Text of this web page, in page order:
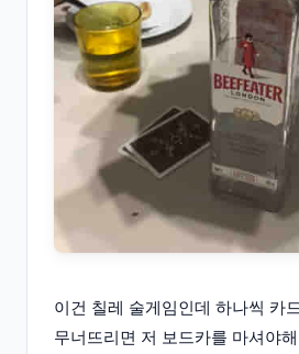
이건 칠레 술게임인데 하나씩 카
무너뜨리면 저 보드카를 마셔야